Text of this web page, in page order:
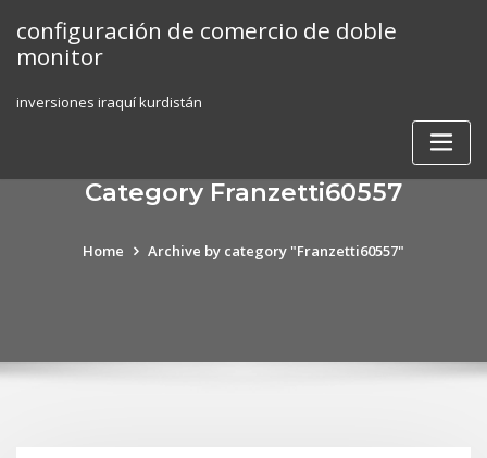
content
configuración de comercio de doble
monitor
inversiones iraquí kurdistán
Category Franzetti60557
Home Archive by category "Franzetti60557"